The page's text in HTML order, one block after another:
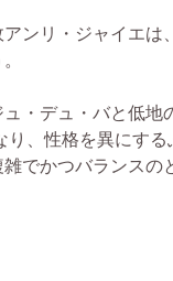
ンリ・ジャイエは
・デュ・バと低地
、性格を異にす
でかつバランスの